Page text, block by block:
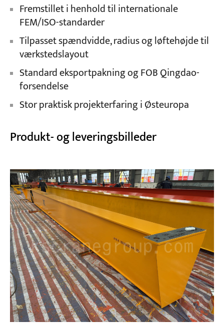
Fremstillet i henhold til internationale
FEM/ISO-standarder
Tilpasset spændvidde, radius og løftehøjde til
værkstedslayout
Standard eksportpakning og FOB Qingdao-
forsendelse
Stor praktisk projekterfaring i Østeuropa
Produkt- og leveringsbilleder